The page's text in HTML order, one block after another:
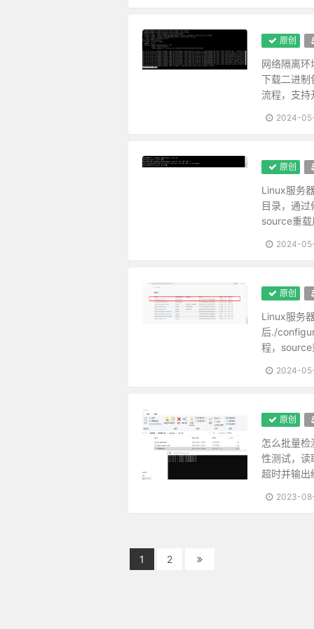
吉人无论作用安详，即梦寐神魂无
肝受病则目不能视，肾受病则耳不
福莫福于少事，祸莫祸于多心。
处治世宜方，处乱世宜圆，处叔
我有功于人不可念，而过则不可
心地干净方可读书学古，不然见一
读书不见圣贤，如铅椠佣；居官
人心有一部真文章，都被残篇短
学者有段兢业的心思，又要有段潇
真廉无廉名，立名者正所以为贪；
欹器以满覆，扑满以空全。故君子
名根未拔者，纵轻千乘甘一瓢，
人知名位为乐，不知无名无位之
躁性者火炽，遇物则焚；寡恩者冰
福不可徼，养喜神以为召福之本而
十语九中未必称奇，一语不中则
天地之气，暖则生，寒则杀。故
天理路上甚宽，稍游心，胸中便
原创
网络隔离
下载二进
流程，支持
2024-
原创
Linux服务
目录，通
source重
2024-
原创
Linux服务
后./
程，source
2024-
原创
怎么批量
性测试，读
超时并输出
2023-
1 2